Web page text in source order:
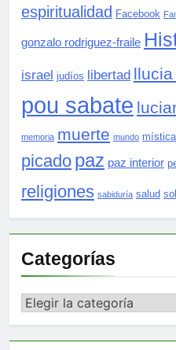
espiritualidad Facebook
gonzalo rodriguez-fraile
israel judíos libertad
pou sabate
memoria muerte mundo mística
picado paz paz interior
religiones sabiduría salud
Categorías
Categorías